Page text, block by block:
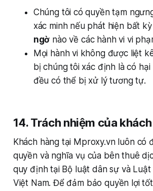
Chúng tôi có quyền tạm
xác minh nếu phát hiện bất kỳ
ngờ nào về các hành vi vi
Mọi hành vi không được liệt
bị chúng tôi xác định là có
đều có thể bị xử lý tương tự.
14. Trách nhiệm của
Khách hàng tại Mproxy.vn luôn có
quyền và nghĩa vụ của bên thuê
quy định tại Bộ luật dân sự và
Việt Nam. Để đảm bảo quyền lợi